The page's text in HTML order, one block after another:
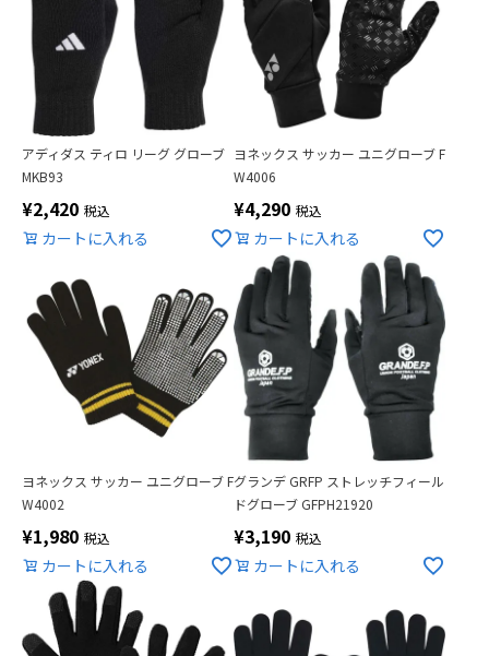
アディダス ティロ リーグ グローブ
MKB93
¥2,420 税込
カートに入れる
ヨネックス サッカー ユニグローブ F
W4006
¥4,290 税込
カートに入れる
ヨネックス サッカー ユニグローブ F
W4002
¥1,980 税込
カートに入れる
グランデ GRFP ストレッチフィール
ドグローブ GFPH21920
¥3,190 税込
カートに入れる